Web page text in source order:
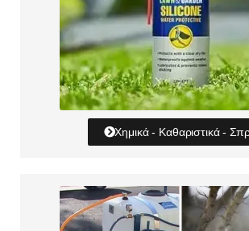
Χημικά - Καθαριστικά -